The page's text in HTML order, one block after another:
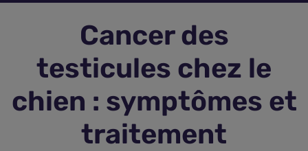
Plus d'assurances
Cancer des
testicules chez le
chien : symptômes et
traitement